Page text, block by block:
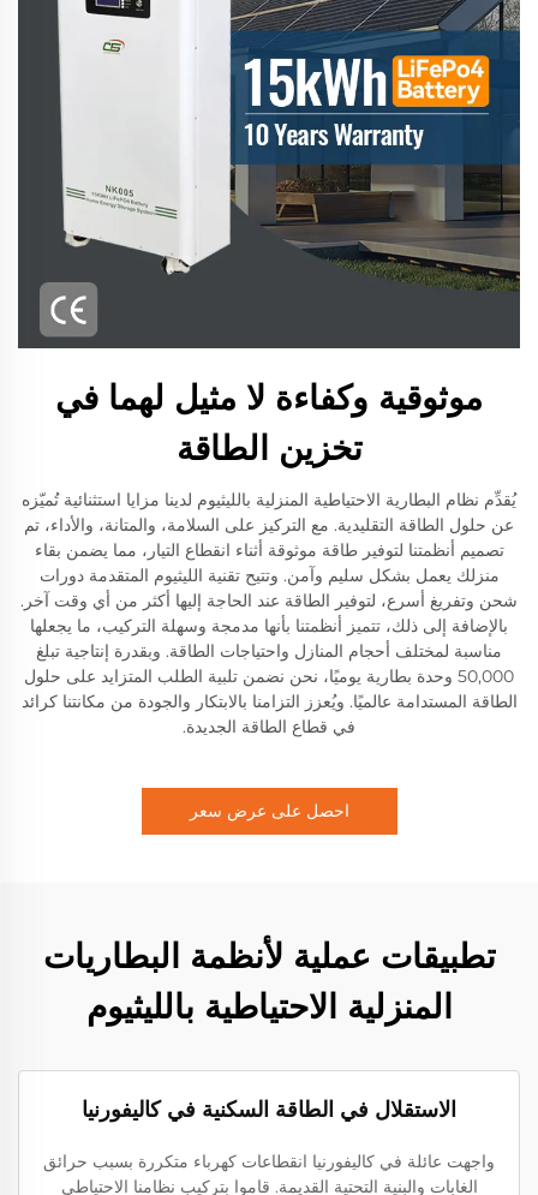
موثوقية وكفاءة لا مثيل لهما في
تخزين الطاقة
يُقدِّم نظام البطارية الاحتياطية المنزلية بالليثيوم لدينا مزايا استثنائية تُميّزه
عن حلول الطاقة التقليدية. مع التركيز على السلامة، والمتانة، والأداء، تم
تصميم أنظمتنا لتوفير طاقة موثوقة أثناء انقطاع التيار، مما يضمن بقاء
منزلك يعمل بشكل سليم وآمن. وتتيح تقنية الليثيوم المتقدمة دورات
شحن وتفريغ أسرع، لتوفير الطاقة عند الحاجة إليها أكثر من أي وقت آخر.
بالإضافة إلى ذلك، تتميز أنظمتنا بأنها مدمجة وسهلة التركيب، ما يجعلها
مناسبة لمختلف أحجام المنازل واحتياجات الطاقة. وبقدرة إنتاجية تبلغ
50,000 وحدة بطارية يوميًا، نحن نضمن تلبية الطلب المتزايد على حلول
الطاقة المستدامة عالميًا. ويُعزز التزامنا بالابتكار والجودة من مكانتنا كرائد
في قطاع الطاقة الجديدة.
احصل على عرض سعر
تطبيقات عملية لأنظمة البطاريات
المنزلية الاحتياطية بالليثيوم
الاستقلال في الطاقة السكنية في كاليفورنيا
واجهت عائلة في كاليفورنيا انقطاعات كهرباء متكررة بسبب حرائق
الغابات والبنية التحتية القديمة. قاموا بتركيب نظامنا الاحتياطي